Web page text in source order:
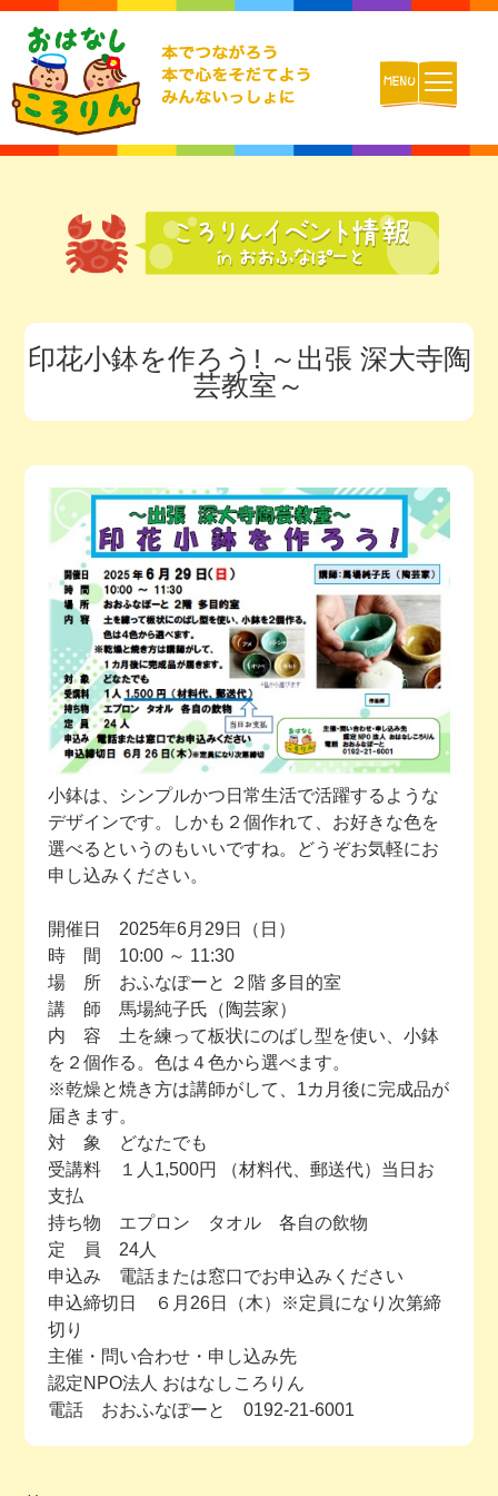
おはなしころりんとは
チームの紹介
活動報告ブログ
今月の予定
活動場所のご案内
ファンクラブのご案内
お問い合わせ
印花小鉢を作ろう! ～出張 深大寺陶
芸教室～
小鉢は、シンプルかつ日常生活で活躍するような
デザインです。しかも２個作れて、お好きな色を
選べるというのもいいですね。どうぞお気軽にお
申し込みください。
開催日 2025年6月29日（日）
時 間 10:00 ～ 11:30
場 所 おふなぽーと ２階 多目的室
講 師 馬場純子氏（陶芸家）
内 容 土を練って板状にのばし型を使い、小鉢
を２個作る。色は４色から選べます。
※乾燥と焼き方は講師がして、1カ月後に完成品が
届きます。
対 象 どなたでも
受講料 １人1,500円 （材料代、郵送代）当日お
支払
持ち物 エプロン タオル 各自の飲物
定 員 24人
申込み 電話または窓口でお申込みください
申込締切日 ６月26日（木）※定員になり次第締
切り
主催・問い合わせ・申し込み先
認定NPO法人 おはなしころりん
電話 おおふなぽーと 0192-21-6001